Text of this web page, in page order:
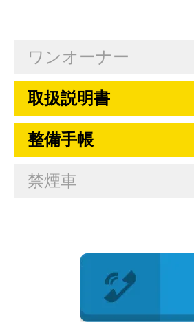
ワンオーナー
取扱説明書
整備手帳
禁煙車